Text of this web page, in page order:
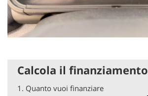
Calcola il finanziamento
1. Quanto vuoi finanziare